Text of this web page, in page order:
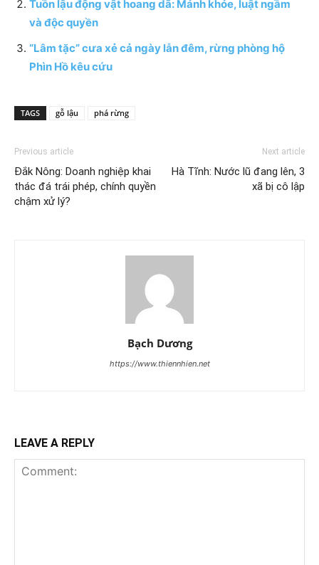
Tuồn lậu động vật hoang dã: Mánh khóe, luật ngầm
và độc quyền
“Lâm tặc” cưa xẻ cả ngày lẫn đêm, rừng phòng hộ
Phìn Hồ kêu cứu
TAGS gỗ lậu phá rừng
Previous article
Đắk Nông: Doanh nghiệp khai
thác đá trái phép, chính quyền
chậm xử lý?
Next article
Hà Tĩnh: Nước lũ đang lên, 3
xã bị cô lập
Bạch Dương
https://www.thiennhien.net
LEAVE A REPLY